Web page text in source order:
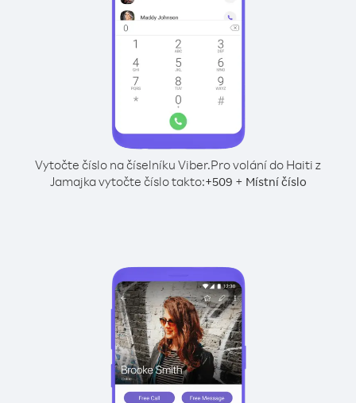
Vytočte číslo na číselníku Viber.Pro volání do Haiti z
Jamajka vytočte číslo takto:+509 + Místní číslo